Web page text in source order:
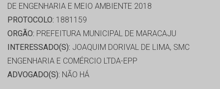
DE ENGENHARIA E MEIO AMBIENTE 2018
PROTOCOLO: 1881159
ORGÃO: PREFEITURA MUNICIPAL DE MARACAJU
INTERESSADO(S): JOAQUIM DORIVAL DE LIMA, SMC
ENGENHARIA E COMÉRCIO LTDA-EPP
ADVOGADO(S): NÃO HÁ